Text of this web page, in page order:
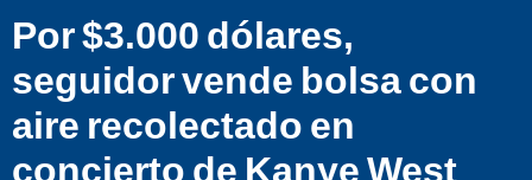
Por $3.000 dólares,
seguidor vende bolsa con
aire recolectado en
concierto de Kanye West